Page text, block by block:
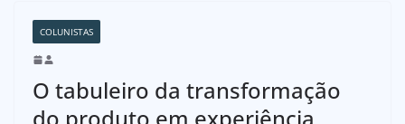
COLUNISTAS
O tabuleiro da transformação